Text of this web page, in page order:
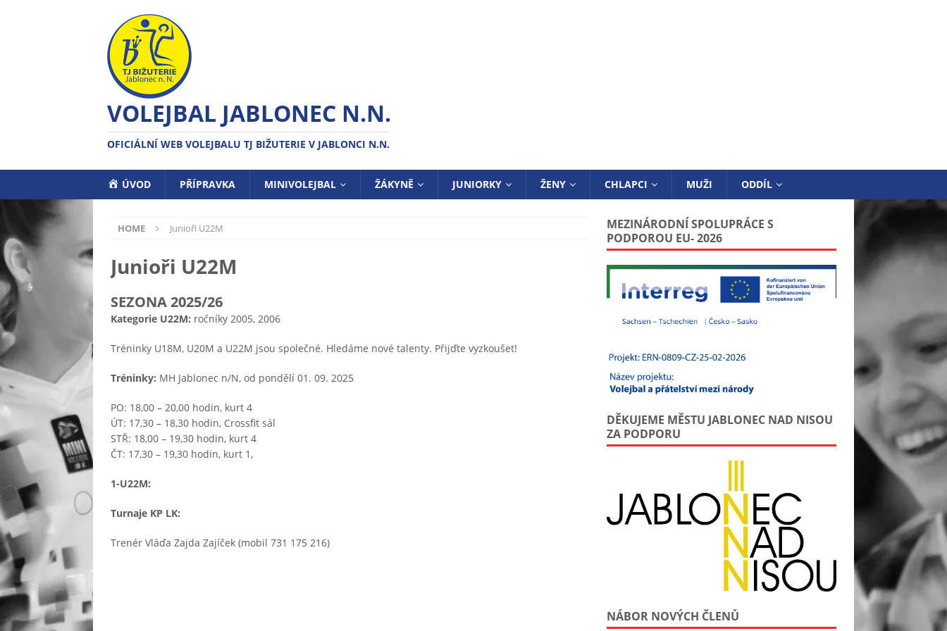
VOLEJBAL JABLONEC N.N.
OFICIÁLNÍ WEB VOLEJBALU TJ BIŽUTERIE V JABLONCI N.N.
ÚVOD PŘÍPRAVKA MINIVOLEJBAL ŽÁKYNĚ JUNIORKY ŽENY CHLAPCI MUŽI ODDÍL
HOME Junioři U22M
Junioři U22M
SEZONA 2025/26
Kategorie U22M: ročníky 2005, 2006
Tréninky U18M, U20M a U22M jsou společné. Hledáme nové talenty. Přijďte vyzkoušet!
Tréninky: MH Jablonec n/N, od pondělí 01. 09. 2025
PO: 18,00 – 20,00 hodin, kurt 4
ÚT: 17,30 – 18,30 hodin, Crossfit sál
STŘ: 18,00 – 19,30 hodin, kurt 4
ČT: 17,30 – 19,30 hodin, kurt 1,
1-U22M:
Turnaje KP LK:
Trenér Vláďa Zajda Zajíček (mobil 731 175 216)
MEZINÁRODNÍ SPOLUPRÁCE S
PODPOROU EU- 2026
DĚKUJEME MĚSTU JABLONEC NAD NISOU
ZA PODPORU
NÁBOR NOVÝCH ČLENŮ